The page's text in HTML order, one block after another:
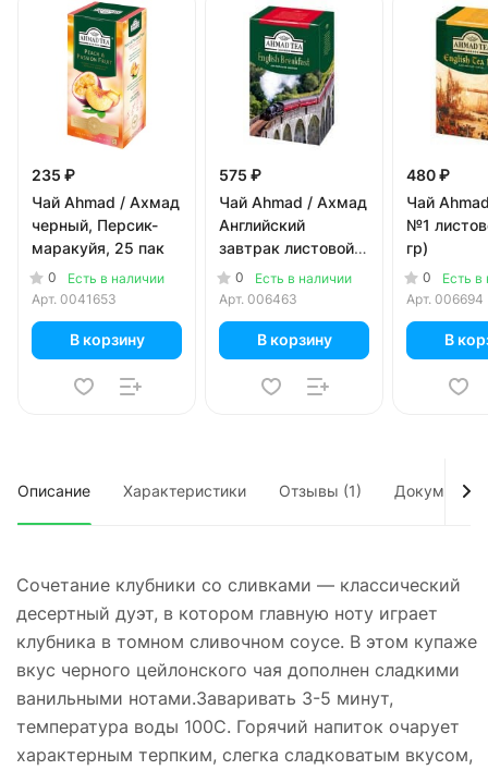
235 ₽
Чай Ahmad / Ахмад
черный, Персик-
маракуйя, 25 пак
0
Есть в наличии
Арт. 0041653
В корзину
575 ₽
Чай Ahmad / Ахмад
Английский
завтрак листовой
(200гр)
0
Есть в наличии
Арт. 006463
В корзину
480 ₽
Чай
№1
гр)
0
Есть в
Арт. 006694
В
Описание Характеристики Отзывы (1) Документы
Сочетание клубники со сливками — классический
десертный дуэт, в котором главную ноту играет
клубника в томном сливочном соусе. В этом купаже
вкус черного цейлонского чая дополнен сладкими
ванильными нотами.Заваривать 3-5 минут,
температура воды 100С. Горячий напиток очарует
характерным терпким, слегка сладковатым вкусом,